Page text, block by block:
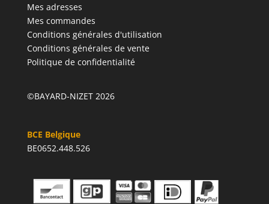
Mes adresses
Mes commandes
Conditions générales d'utilisation
Conditions générales de vente
Politique de confidentialité
©BAYARD-NIZET 2026
BCE Belgique
BE0652.448.526